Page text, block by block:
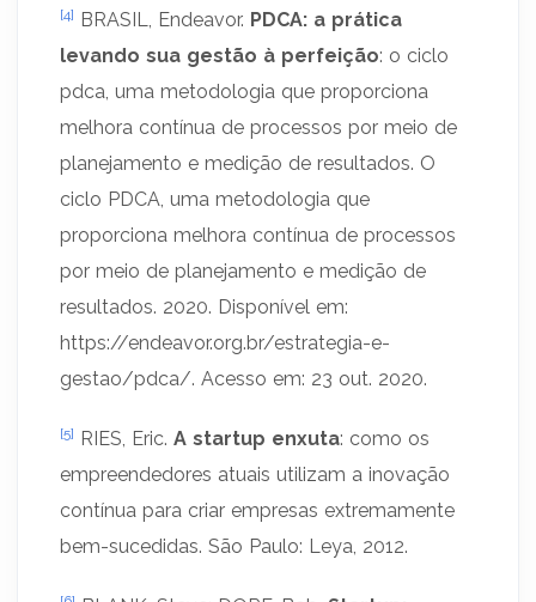
[4] BRASIL, Endeavor. PDCA: a prática
levando sua gestão à perfeição: o ciclo
pdca, uma metodologia que proporciona
melhora contínua de processos por meio de
planejamento e medição de resultados. O
ciclo PDCA, uma metodologia que
proporciona melhora contínua de processos
por meio de planejamento e medição de
resultados. 2020. Disponível em:
https://endeavor.org.br/estrategia-e-
gestao/pdca/. Acesso em: 23 out. 2020.
[5] RIES, Eric. A startup enxuta: como os
empreendedores atuais utilizam a inovação
contínua para criar empresas extremamente
bem-sucedidas. São Paulo: Leya, 2012.